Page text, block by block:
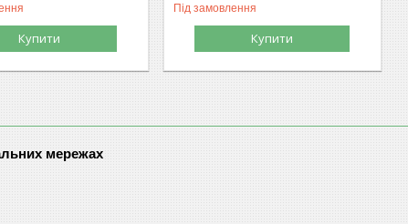
Купити
Під замовлення
Купити
мережах